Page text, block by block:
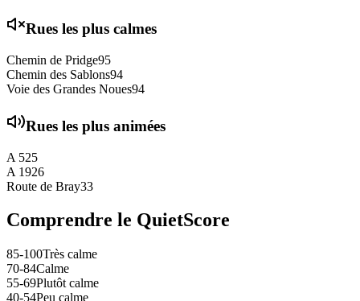
Rues les plus calmes
Chemin de Pridge95
Chemin des Sablons94
Voie des Grandes Noues94
Rues les plus animées
A 525
A 1926
Route de Bray33
Comprendre le QuietScore
85-100Très calme
70-84Calme
55-69Plutôt calme
40-54Peu calme